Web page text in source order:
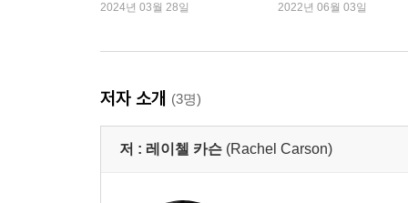
참고문헌
2024년 03월 28일 2022년 06월 03일
저자 소개 (3명)
저 : 레이첼 카슨 (Rachel Carson)